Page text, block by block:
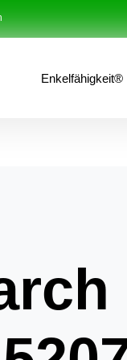
Enkelfähigkeit®